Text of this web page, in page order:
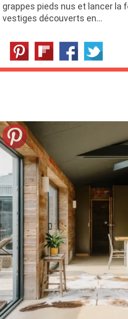
grappes pieds nus et lancer la
vestiges découverts en…